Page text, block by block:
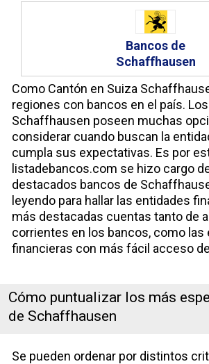
Bancos de
Schaffhausen
Como Cantón en Suiza
regiones con bancos en el país.
Schaffhausen poseen muchas
considerar cuando buscan la
cumpla sus expectativas. Es por
listadebancos.com se hizo cargo
destacados bancos de
leyendo para hallar las entidades
más destacadas cuentas tanto de
corrientes en los bancos, como las
financieras con más fácil acceso
Cómo puntualizar los más
de Schaffhausen
Se pueden ordenar por distintos